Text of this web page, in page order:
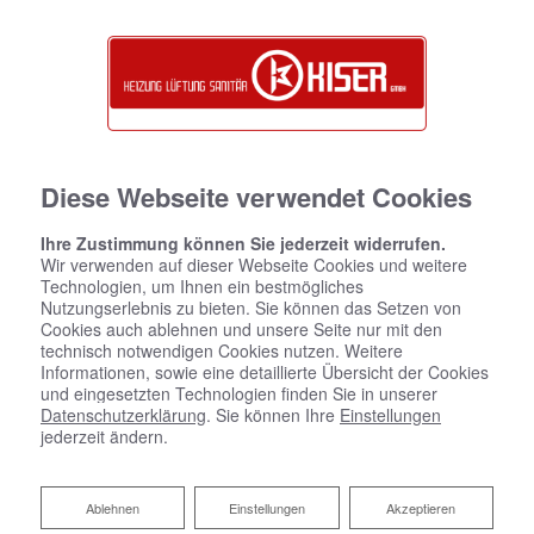
Heizungsmodernisierung
Eine Heizungsmodernisierung ist eine Investition, die
Diese Webseite verwendet Cookies
Ihre Zustimmung können Sie jederzeit widerrufen.
Wir verwenden auf dieser Webseite Cookies und weitere
Technologien, um Ihnen ein bestmögliches
Nutzungserlebnis zu bieten. Sie können das Setzen von
Cookies auch ablehnen und unsere Seite nur mit den
technisch notwendigen Cookies nutzen. Weitere
Informationen, sowie eine detaillierte Übersicht der Cookies
und eingesetzten Technologien finden Sie in unserer
Datenschutzerklärung. Sie können Ihre Einstellungen
jederzeit ändern.
Akzeptieren
Einstellungen
Ablehnen
Ablehnen